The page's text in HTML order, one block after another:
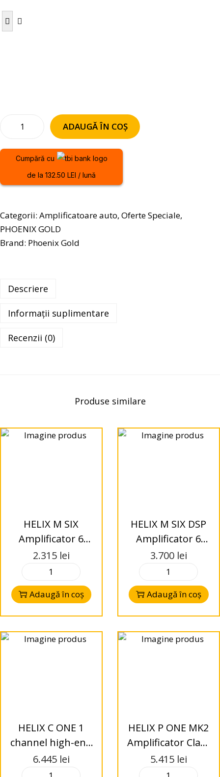
ADAUGĂ ÎN COȘ
Cumpără cu
de la 132.50 LEI / lună
Categorii: Amplificatoare auto, Oferte Speciale,
PHOENIX GOLD
Brand: Phoenix Gold
Descriere
Informații suplimentare
Recenzii (0)
Produse similare
HELIX M SIX
Amplificator 6
canale
2.315 lei
Adaugă în coș
HELIX M SIX DSP
Amplificator 6
canale
3.700 lei
Adaugă în coș
HELIX C ONE 1
channel high-end
High-Res
amplificator
6.445 lei
HELIX P ONE MK2
Amplificator Class
D
5.415 lei